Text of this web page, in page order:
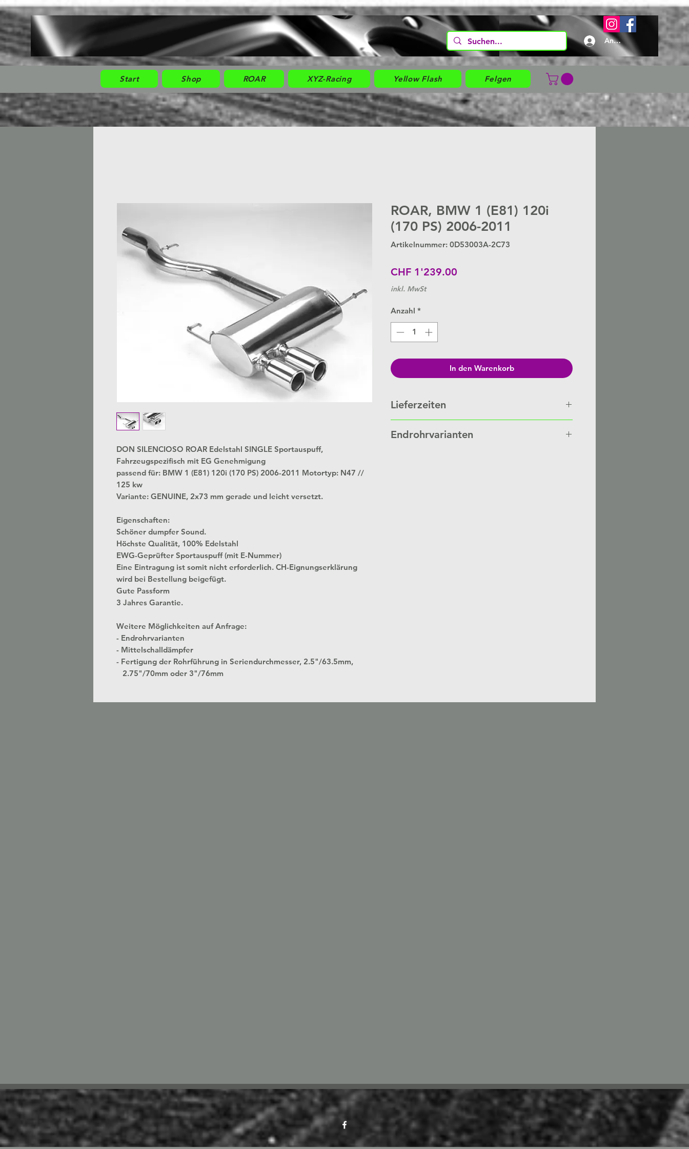
Anmelden
Start Shop ROAR XYZ-Racing Yellow Flash Felgen
DON SILENCIOSO ROAR Edelstahl SINGLE Sportauspuff,
Fahrzeugspezifisch mit EG Genehmigung
passend für: BMW 1 (E81) 120i (170 PS) 2006-2011 Motortyp: N47 //
125 kw
Variante: GENUINE, 2x73 mm gerade und leicht versetzt.
Eigenschaften:
Schöner dumpfer Sound.
Höchste Qualität, 100% Edelstahl
EWG-Geprüfter Sportauspuff (mit E-Nummer)
Eine Eintragung ist somit nicht erforderlich. CH-Eignungserklärung
wird bei Bestellung beigefügt.
Gute Passform
3 Jahres Garantie.
Weitere Möglichkeiten auf Anfrage:
- Endrohrvarianten
- Mittelschalldämpfer
- Fertigung der Rohrführung in Seriendurchmesser, 2.5"/63.5mm,
2.75"/70mm oder 3"/76mm
ROAR, BMW 1 (E81) 120i
(170 PS) 2006-2011
Artikelnummer: 0D53003A-2C73
CHF 1'239.00
inkl. MwSt
Anzahl *
In den Warenkorb
Lieferzeiten
Bestellung.
Endrohrvarianten